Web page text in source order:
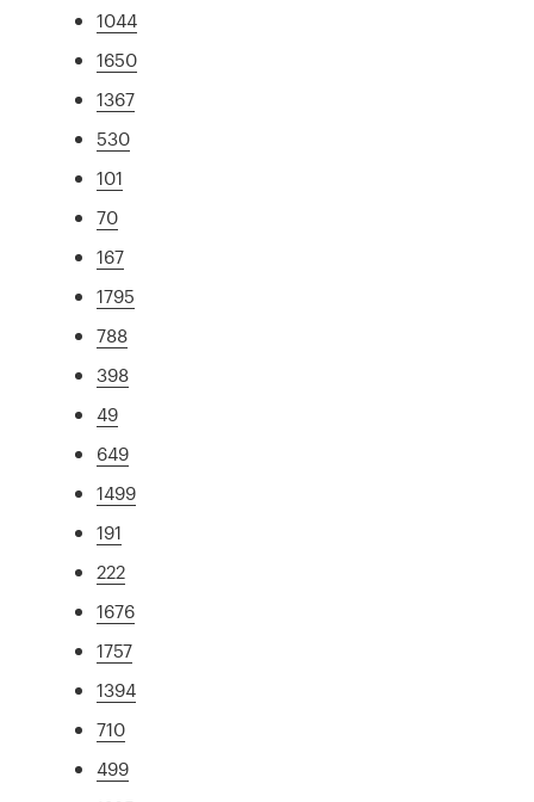
1044
1650
1367
530
101
70
167
1795
788
398
49
649
1499
191
222
1676
1757
1394
710
499